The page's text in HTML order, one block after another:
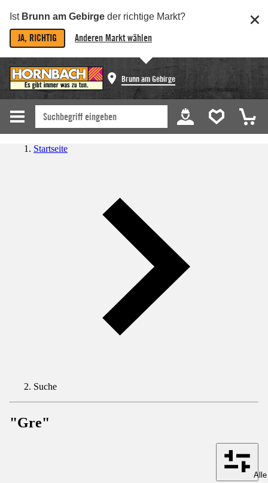
Ist Brunn am Gebirge der richtige Markt?
JA, RICHTIG Anderen Markt wählen
Brunn am Gebirge
Startseite
Suche
"Gre"